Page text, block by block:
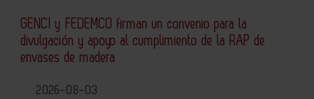
GENCI y FEDEMCO firman un convenio para la
divulgación y apoyo al cumplimiento de la RAP de
envases de madera
2026-08-03